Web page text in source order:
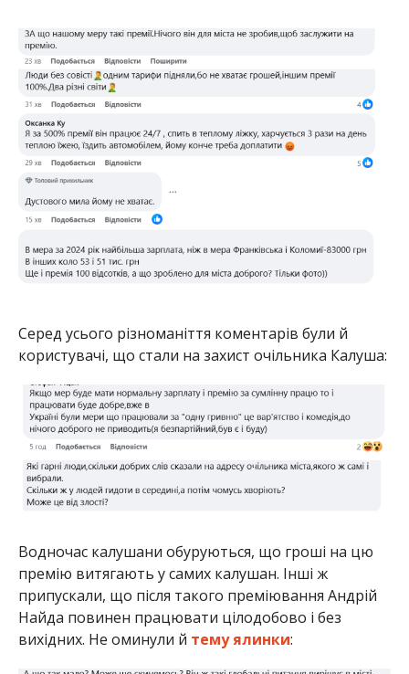
Cеред усього різноманіття коментарів були й
користувачі, що стали на захист очільника Калуша:
Водночас калушани обуруються, що гроші на цю
премію витягають у самих калушан. Інші ж
припускали, що після такого преміювання Андрій
Найда повинен працювати цілодобово і без
вихідних. Не оминули й тему ялинки: